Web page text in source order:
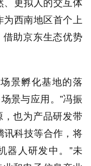
、更拟人的交互体
为西南地区首个上
助京东生态优势
景孵化基地的落
景与应用。”冯振
也为产品研发带
讯科技等合作，将
器人研发中。”未